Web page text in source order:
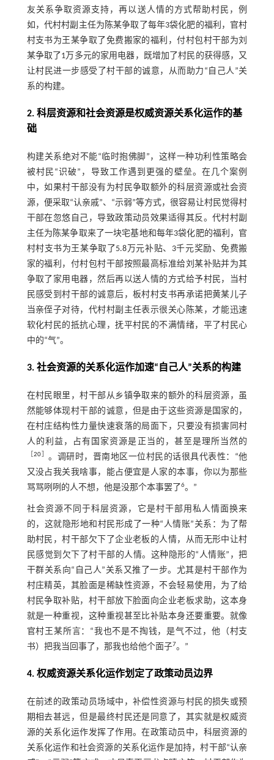
友关系争取资源支持，再以送人情的方式帮助村民，例
如，代村村副主任为陈某争取了每年3袋化肥的福利，官村
村支书为王某争取了免费搬家的福利，付村包村干部为刘
某争取了1万多元的家用电器，既增加了村民的获得感，又
让村民进一步感受了村干部的诚意，从而助力“自己人”关
系的构建。
2. 科层资源和社会资源是权威资源关系化运作的基
础
构建关系绝对不能“临时抱佛脚”，这样一种功利性策略会
被村民“识破”，导致工作遇到更强的壁垒。在几个案例
中，如果村干部没有为村民争取额外的科层资源或社会资
源，便采取“认亲戚”、“示弱”等方式，很容易让村民觉得村
干部在忽悠自己，导致政策动员效果适得其反。代村村副
主任为陈某争取来了一块宅基地和每年3袋化肥的福利，官
村村支书为王某争取了5.8万元补贴、3千元奖励、免费搬
家的福利，付村包村干部按照最高标准给刘某补贴并为其
争取了家用电器，然后再以送人情的方式给予村民，当村
民感受到村干部的诚意后，板村村支书再承诺把黄某儿子
当亲侄子对待，代村村副主任表示很关心陈某，才能迅速
软化村民的抵抗心理，抚平村民的不满情绪，平了村民心
中的“气”。
3. 社会资源的关系化运作加速“自己人”关系的构建
在村民眼里，村干部从乡镇争取来的额外的科层资源，虽
然能够体现村干部的诚意，但是由于这些资源是国家的，
在村庄结构性力量快速衰落的局面下，只要没有损害同村
人的利益，占有国家资源是正当的，甚至是理所当然的
［20
。调研时，晋南地区一位村民的话很具代表性：“他
又没占我关我啥事，能占便宜是人家的本事，你以为那些
骂骂咧咧的人不想，他是没那个本事罢了 6。”
社会资源不同于科层资源，它是村干部用私人情面换来
的，这就隐形地和村民形成了一种“人情账”关系：为了帮
助村民，村干部欠下了企业老板的人情，从而无形中让村
民感觉到欠下了村干部的人情。这种隐形的“人情账”，把
干群关系向“自己人”关系又推了一步。尤其是村干部作为
村庄精英，其脸面是稀缺性资源，不会轻易使用，为了给
村民争取补贴，村干部放下脸面向企业老板求助，这本身
就是一种重视，这种重视甚至比补贴本身还要重要。就像
官村王某所言：“我也不是不掏钱，是气不过，他（村支
书）把我当回事了，那我也给他个面子7。”
4. 权威资源关系化运作划定了政策动员边界
在前述的政策动员场域中，补偿性资源与村民的损失或预
期相去甚远，但是最终村民还是同意了，其实就是权威资
源的关系化运作发挥了作用。在政策动员中，科层资源的
关系化运作和社会资源的关系化运作是加持，村干部“认亲